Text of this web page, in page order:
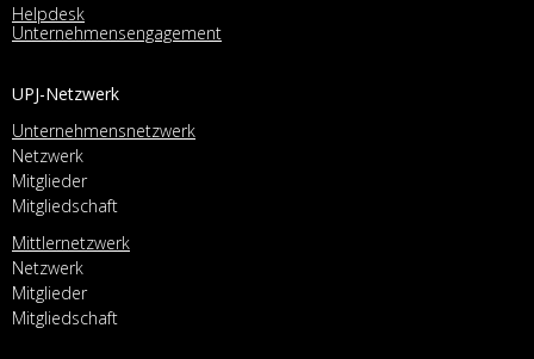
Helpdesk
Unternehmensengagement
UPJ-Netzwerk
Unternehmensnetzwerk
Netzwerk
Mitglieder
Mitgliedschaft
Mittlernetzwerk
Netzwerk
Mitglieder
Mitgliedschaft